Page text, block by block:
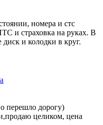
номера и стс
и страховка на руках. В
и колодки в круг.
перешло дорогу)
целиком, цена